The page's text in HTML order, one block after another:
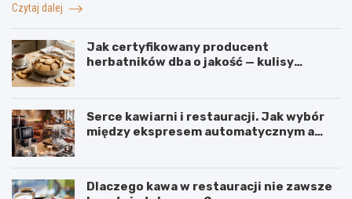
Czytaj dalej
Jak certyfikowany producent
herbatników dba o jakość — kulisy
Serce kawiarni i restauracji. Jak wybór
między ekspresem automatycznym a
Dlaczego kawa w restauracji nie zawsze